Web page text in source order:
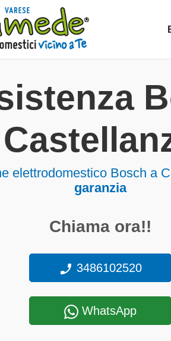
elettrodomestico Bosch a
garanzia
Chiama ora!!
3486102520
WhatsApp